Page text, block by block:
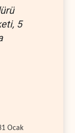
5
Ocak